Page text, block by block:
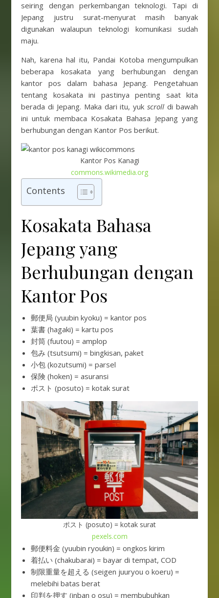
seiring dengan perkembangan teknologi. Tapi di
Jepang justru surat-menyurat masih banyak
digunakan walaupun teknologi komunikasi sudah
maju.
Nah, karena hal itu, Pandai Kotoba mengumpulkan
beberapa kosakata yang berhubungan dengan
kantor pos dalam bahasa Jepang. Pengetahuan
tentang kosakata ini pastinya penting saat kita
berada di Jepang. Maka dari itu, yukscroll di bawah
ini untuk membaca Kosakata Bahasa Jepang yang
berhubungan dengan Kantor Pos berikut.
Kantor Pos Kanagi
commons.wikimedia.org
Contents
Kosakata Bahasa
Jepang yang
Berhubungan dengan
Kantor Pos
郵便局 (yuubin kyoku) = kantor pos
葉書 (hagaki) = kartu pos
封筒 (fuutou) = amplop
包み (tsutsumi) = bingkisan, paket
小包 (kozutsumi) = parsel
保険 (hoken) = asuransi
ポスト (posuto) = kotak surat
ポスト (posuto) = kotak surat
pexels.com
郵便料金 (yuubin ryoukin) = ongkos kirim
着払い (chakubarai) = bayar di tempat, COD
制限重量を超える (seigen juuryou o koeru) =
melebihi batas berat
印判を押す (inban o osu) = membubuhkan